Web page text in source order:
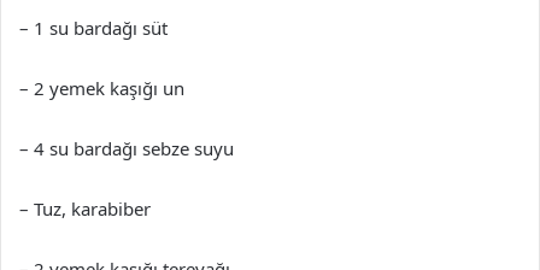
– 1 su bardağı süt
– 2 yemek kaşığı un
– 4 su bardağı sebze suyu
– Tuz, karabiber